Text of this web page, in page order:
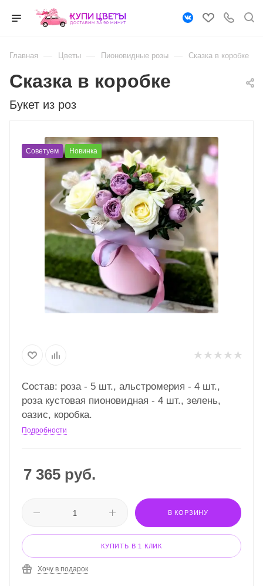
Главная — Цветы — Пионовидные розы — Сказка в коробке
Букет из роз
Сказка в коробке
Советуем Новинка
Состав: роза - 5 шт., альстромерия - 4 шт.,
роза кустовая пионовидная - 4 шт., зелень,
оазис, коробка.
Подробности
7 365 руб.
В КОРЗИНУ
КУПИТЬ В 1 КЛИК
Хочу в подарок